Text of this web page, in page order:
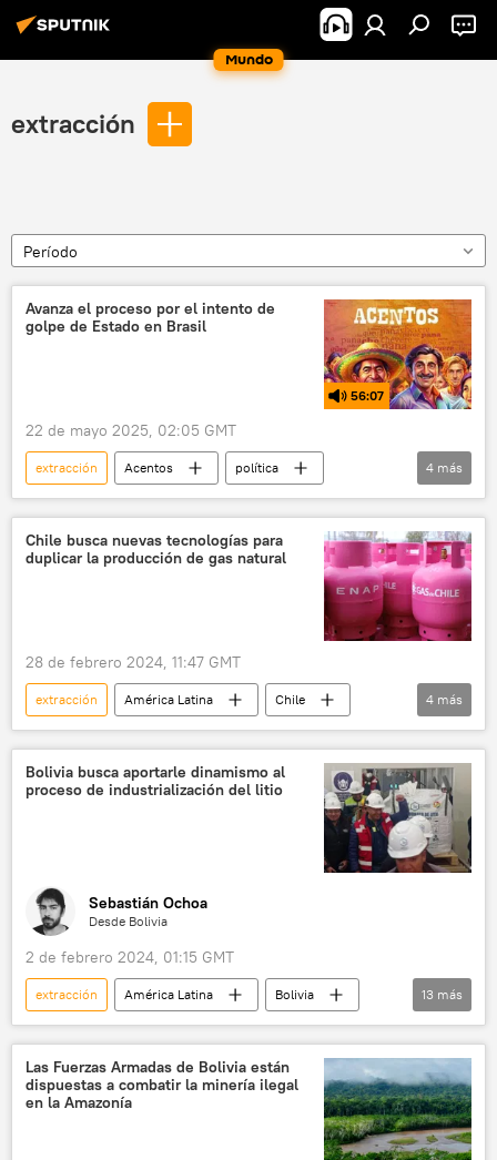
Mundo
extracción
Período
Avanza el proceso por el intento de
golpe de Estado en Brasil
56:07
22 de mayo 2025, 02:05 GMT
extracción Acentos
política
Jair Bolsonaro
Brasil
Luiz Inacio Lula da Silva
latinoamérica
4 más
Chile busca nuevas tecnologías para
duplicar la producción de gas natural
28 de febrero 2024, 11:47 GMT
extracción América Latina
Chile
📈 Mercados y finanzas
gas
pozo
🏛️ Compañías
4 más
Bolivia busca aportarle dinamismo al
proceso de industrialización del litio
Sebastián Ochoa
Desde Bolivia
2 de febrero 2024, 01:15 GMT
extracción América Latina
Bolivia
Gobierno de Bolivia
Evo Morales
Luis Arce
Jeanine Áñez
Potosí
Oruro
China
litio
13 más
Las Fuerzas Armadas de Bolivia están
dispuestas a combatir la minería ilegal
en la Amazonía